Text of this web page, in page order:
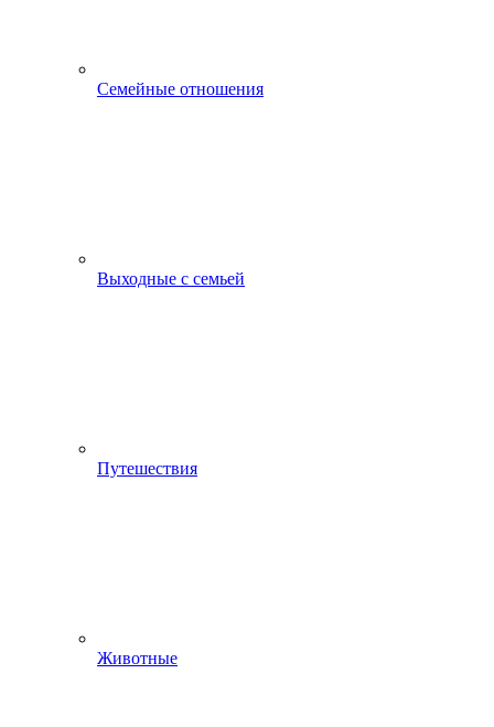
Семейные отношения
Выходные с семьей
Путешествия
Животные